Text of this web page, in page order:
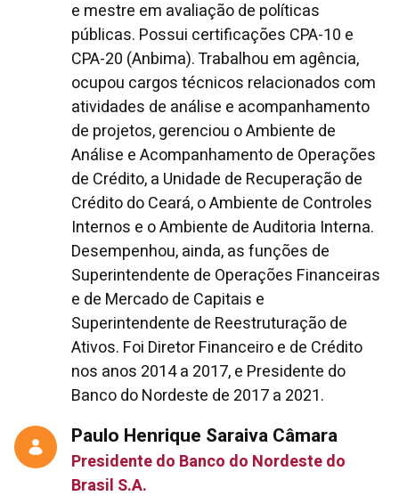
e mestre em avaliação de políticas
públicas. Possui certificações CPA-10 e
CPA-20 (Anbima). Trabalhou em agência,
ocupou cargos técnicos relacionados com
atividades de análise e acompanhamento
de projetos, gerenciou o Ambiente de
Análise e Acompanhamento de Operações
de Crédito, a Unidade de Recuperação de
Crédito do Ceará, o Ambiente de Controles
Internos e o Ambiente de Auditoria Interna.
Desempenhou, ainda, as funções de
Superintendente de Operações Financeiras
e de Mercado de Capitais e
Superintendente de Reestruturação de
Ativos. Foi Diretor Financeiro e de Crédito
nos anos 2014 a 2017, e Presidente do
Banco do Nordeste de 2017 a 2021.
Paulo Henrique Saraiva Câmara
Presidente do Banco do Nordeste do
Brasil S.A.